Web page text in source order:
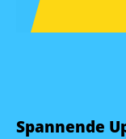
Spannende